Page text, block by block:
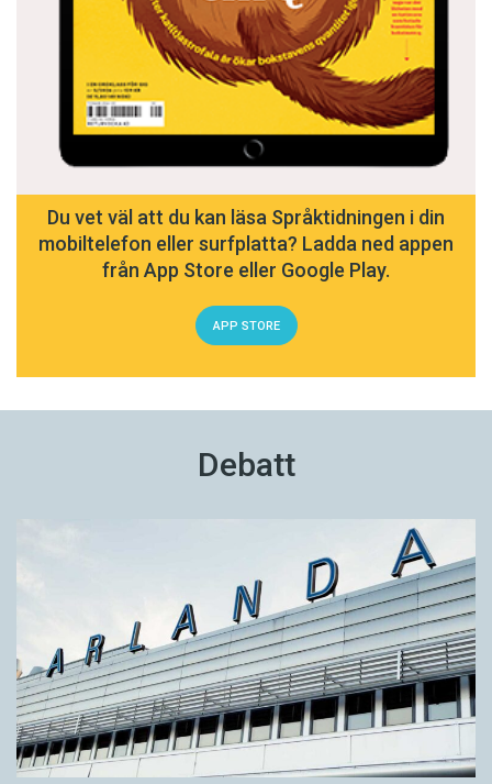
Du vet väl att du kan läsa Språktidningen i din
mobiltelefon eller surfplatta? Ladda ned appen
från App Store eller Google Play.
APP STORE
Debatt